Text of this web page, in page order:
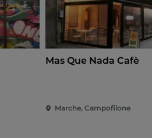
Mas Que Nada Cafè
Marche, Campofilone